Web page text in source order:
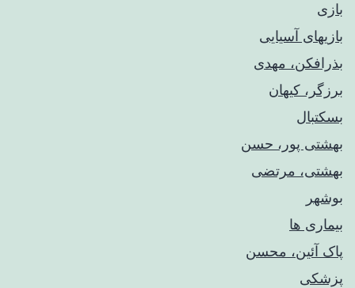
بازی
بازیهای آسیایی
بذرافکن، مهدی
برزگر، کیهان
بسکتبال
بهشتی پور، حسن
بهشتی، مرتضی
بوشهر
بیماری ها
پاک آئین، محسن
پزشکی